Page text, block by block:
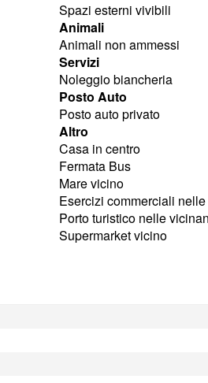
Spazi esterni vivibili
Animali
Animali non ammessi
Servizi
Noleggio biancheria
Posto Auto
Posto auto privato
Altro
Casa in centro
Fermata Bus
Mare vicino
Esercizi commerciali
Porto turistico nelle
Supermarket vicino